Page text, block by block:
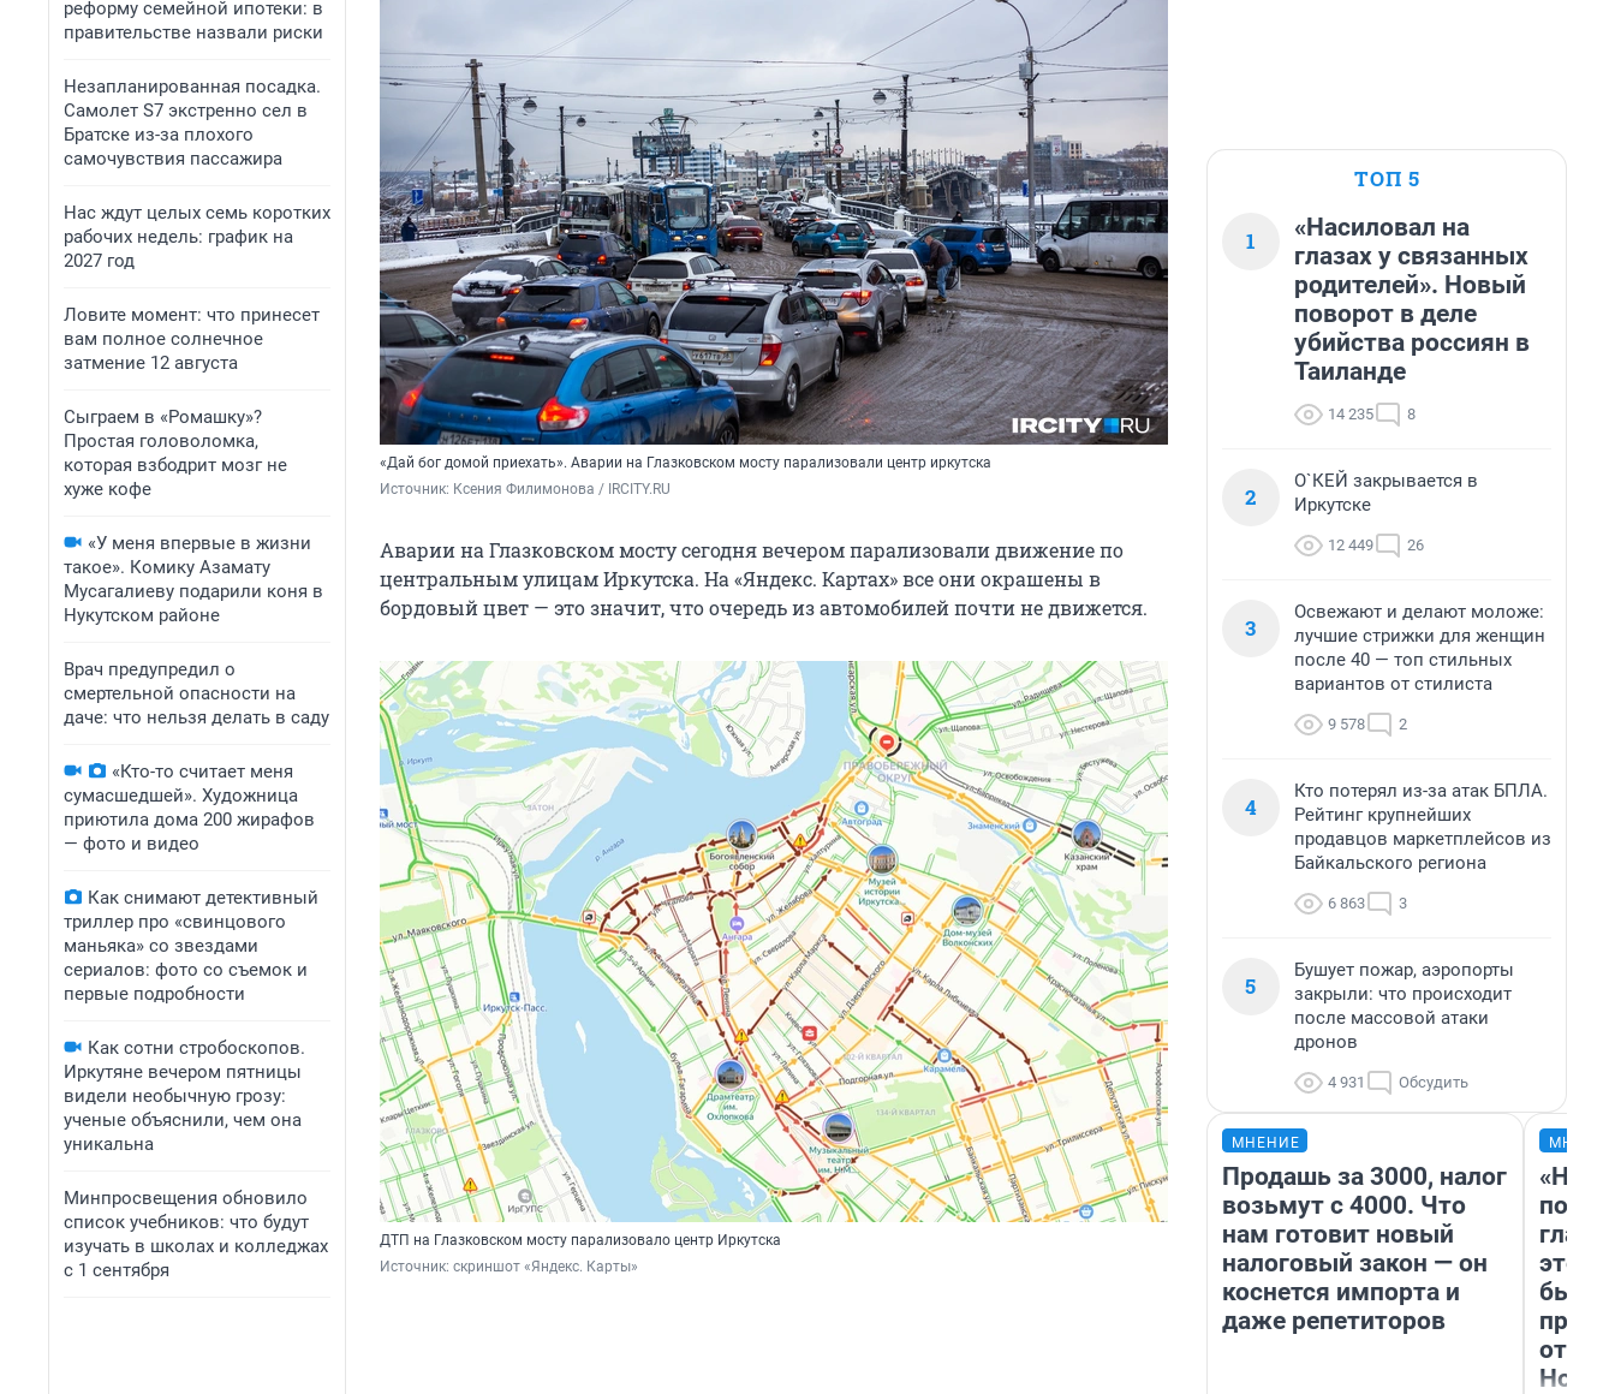
реформу семейной ипотеки: в
правительстве назвали риски
Незапланированная посадка.
Самолет S7 экстренно сел в
Братске из-за плохого
самочувствия пассажира
Нас ждут целых семь коротких
рабочих недель: график на
2027 год
Ловите момент: что принесет
вам полное солнечное
затмение 12 августа
Сыграем в «Ромашку»?
Простая головоломка,
которая взбодрит мозг не
хуже кофе
«У меня впервые в жизни
такое». Комику Азамату
Мусагалиеву подарили коня в
Нукутском районе
Врач предупредил о
смертельной опасности на
даче: что нельзя делать в саду
«Кто-то считает меня
сумасшедшей». Художница
приютила дома 200 жирафов
— фото и видео
Как снимают детективный
триллер про «свинцового
маньяка» со звездами
сериалов: фото со съемок и
первые подробности
Как сотни стробоскопов.
Иркутяне вечером пятницы
видели необычную грозу:
ученые объяснили, чем она
уникальна
Минпросвещения обновило
список учебников: что будут
изучать в школах и колледжах
с 1 сентября
«Дай бог домой приехать». Аварии на Глазковском мосту парализовали центр иркутска
Источник: Ксения Филимонова / IRCITY.RU
Аварии на Глазковском мосту сегодня вечером парализовали движение по
центральным улицам Иркутска. На «Яндекс. Картах» все они окрашены в
бордовый цвет — это значит, что очередь из автомобилей почти не движется.
ДТП на Глазковском мосту парализовало центр Иркутска
Источник: скриншот «Яндекс. Карты»
ТОП 5
1
«Насиловал на
глазах у связанных
родителей». Новый
поворот в деле
убийства россиян в
Таиланде
14 235 8
2
О`КЕЙ закрывается в
Иркутске
12 449 26
3
Освежают и делают моложе:
лучшие стрижки для женщин
после 40 — топ стильных
вариантов от стилиста
9 578 2
4
Кто потерял из-за атак БПЛА.
Рейтинг крупнейших
продавцов маркетплейсов из
Байкальского региона
6 863 3
5
Бушует пожар, аэропорты
закрыли: что происходит
после массовой атаки
дронов
4 931 Обсудить
МНЕНИЕ
Продашь за 3000, налог
возьмут с 4000. Что
нам готовит новый
налоговый закон — он
коснется импорта и
даже репетиторов
этого
бьет